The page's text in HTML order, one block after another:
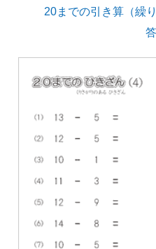
20までの引き算（繰